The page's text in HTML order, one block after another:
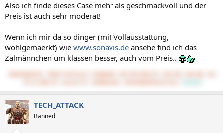
Also ich finde dieses Case mehr als geschmackvoll und der
Preis ist auch sehr moderat!
Wenn ich mir da so dinger (mit Vollausstattung,
wohlgemaerkt) wie www.sonavis.de ansehe find ich das
Zalmännchen um klassen besser, auch vom Preis..
TECH_ATTACK
Banned